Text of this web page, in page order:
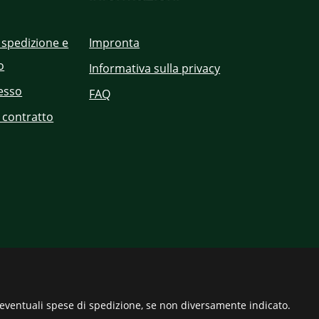
e
contratto
Impronta
Informativa sulla privacy
FAQ
spese di spedizione, se non diversamente indicato.